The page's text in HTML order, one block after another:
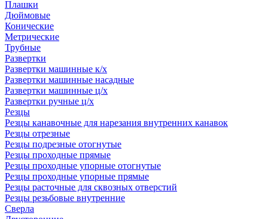
Плашки
Дюймовые
Конические
Метрические
Трубные
Развертки
Развертки машинные к/х
Развертки машинные насадные
Развертки машинные ц/х
Развертки ручные ц/х
Резцы
Резцы канавочные для нарезания внутренних канавок
Резцы отрезные
Резцы подрезные отогнутые
Резцы проходные прямые
Резцы проходные упорные отогнутые
Резцы проходные упорные прямые
Резцы расточные для сквозных отверстий
Резцы резьбовые внутренние
Сверла